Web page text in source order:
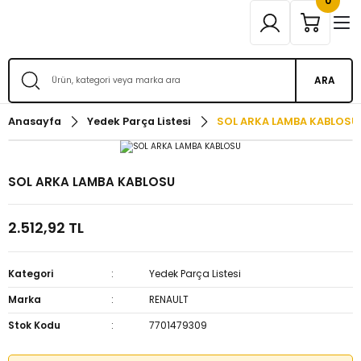
ARA
Anasayfa Yedek Parça Listesi SOL ARKA LAMBA KABLOSU
SOL ARKA LAMBA KABLOSU
2.512,92 TL
Kategori
Yedek Parça Listesi
Marka
RENAULT
Stok Kodu
7701479309